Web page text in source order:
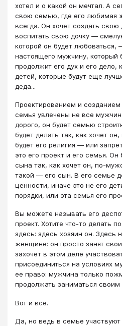
хотел и о какой он мечтал. А
свою семью, где его любимая
всегда. Он хочет создать
воспитать свою дочку —
которой он будет
настоящего мужчину, который
продолжит его дух и его дело,
детей, которые будут еще
деда...
Проектированием и
семья увлечены не все
дорого, он будет семью
будет делать так, как хочет
будет его религия — или
это его проект и его семья. Он
сына так, как хочет он, по-
такой — его сын. В его семье
ценности, иначе это не его
порядки, или эта семья его
Вы можете называть его
проект. Хотите что-то делать
здесь: здесь хозяин он. Здесь
женщине: он просто занят
захочет в этом деле
присоединиться на условиях
ее право: мужчина только
продолжать заниматься своим
Вот и всё.
Да, но ведь в семье